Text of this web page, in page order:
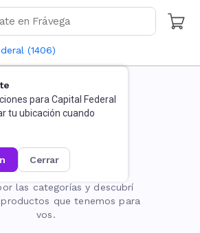
(1406)
para Capital Federal
tu ubicación cuando
cerrar
no existe
las categorías y descubrí
que tenemos para
vos.